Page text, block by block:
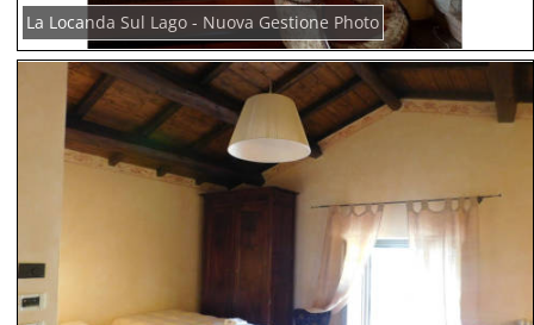
La Locanda Sul Lago - Nuova Gestione Photo